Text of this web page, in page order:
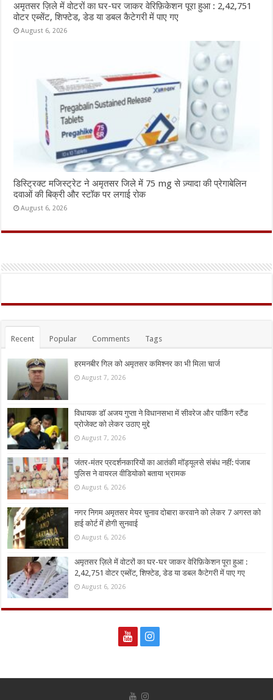
अमृतसर ज़िले में वोटरों का घर-घर जाकर वेरिफ़िकेशन पूरा हुआ : 2,42,751
वोटर एब्सेंट, शिफ्टेड, डेड या डबल कैटेगरी में पाए गए
August 6, 2026
डिस्ट्रिक्ट मजिस्ट्रेट ने अमृतसर जिले में 75 mg से ज़्यादा की प्रेगाबेलिन
दवाओं की बिक्री और स्टॉक पर लगाई रोक
August 6, 2026
Recent Popular Comments Tags
हरमनबीर गिल को अमृतसर कमिश्नर का भी मिला चार्ज
August 7, 2026
विधायक डॉ अजय गुप्ता ने विधानसभा में सीवरेज और पार्किंग स्टैंड
प्रोजेक्ट को लेकर उठाए मुद्दे
August 7, 2026
जंतर-मंतर प्रदर्शनकारियों का आतंकी मॉड्यूलसे संबंध नहीं: पंजाब
पुलिस ने वायरल वीडियोको बताया भ्रामक
August 6, 2026
नगर निगम अमृतसर मेयर चुनाव दोबारा करवाने को लेकर 7 अगस्त को
हाई कोर्ट में होगी सुनवाई
August 6, 2026
अमृतसर ज़िले में वोटरों का घर-घर जाकर वेरिफ़िकेशन पूरा हुआ :
2,42,751 वोटर एब्सेंट, शिफ्टेड, डेड या डबल कैटेगरी में पाए गए
August 6, 2026